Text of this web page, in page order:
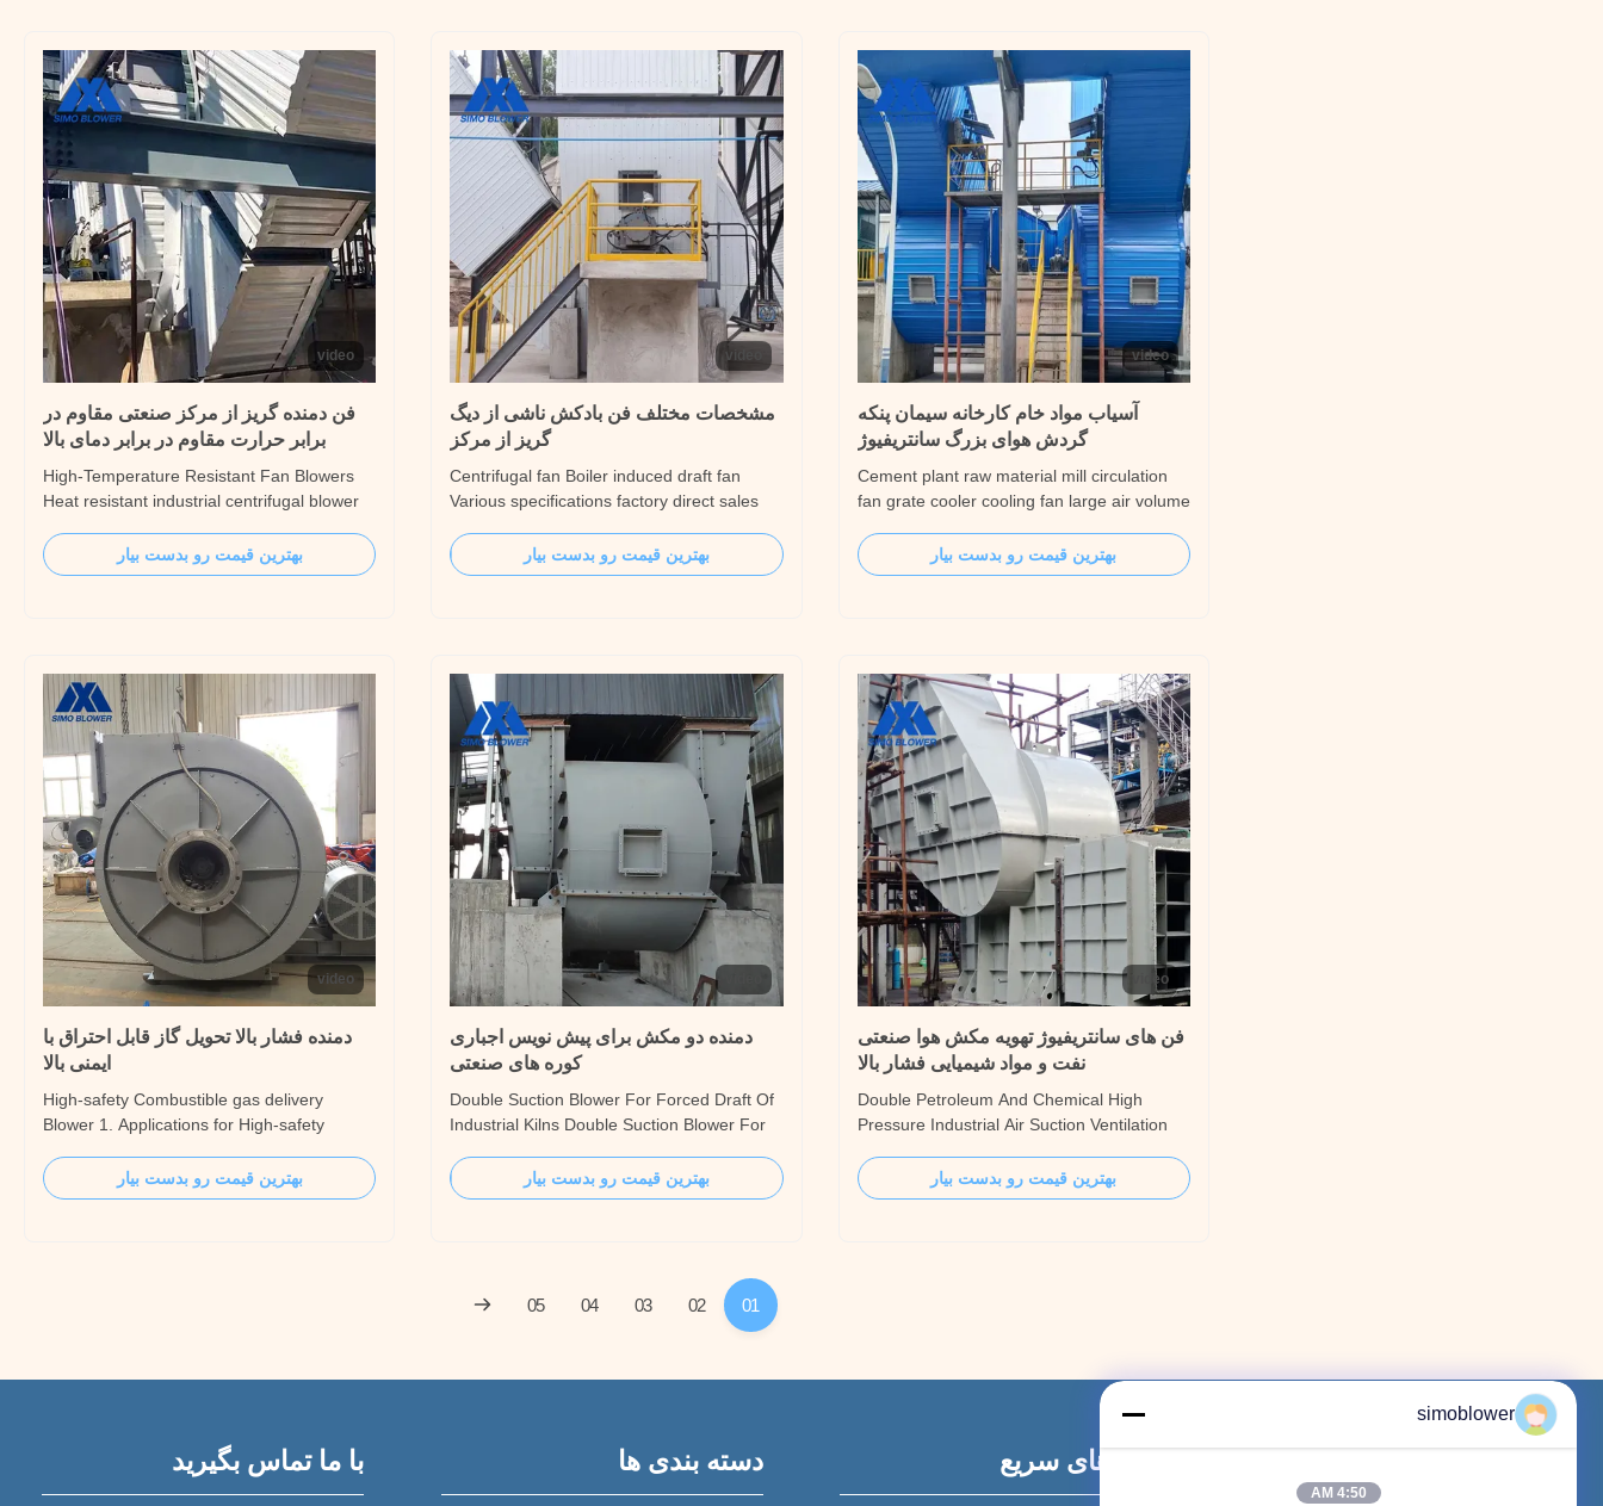
video
آسیاب مواد خام کارخانه سیمان پنکه
گردش هوای بزرگ سانتریفیوژ
Cement plant raw material mill circulation
fan grate cooler cooling fan large air volume
industry is one of industries which SIMO
BLOWER is best at, SIMO BLOWER has
بهترین قیمت رو بدست بیار
video
مشخصات مختلف فن بادکش ناشی از دیگ
گریز از مرکز
Centrifugal fan Boiler induced draft fan
Various specifications factory direct sales
of the most popular application areas for
SIMO BLOWER‘s products. SIMO BLOWER
بهترین قیمت رو بدست بیار
video
فن دمنده گریز از مرکز صنعتی مقاوم در
برابر حرارت مقاوم در برابر دمای بالا
High-Temperature Resistant Fan Blowers
Heat resistant industrial centrifugal blower
range of the high-temperature fan can be
within 800°C, and the performance
بهترین قیمت رو بدست بیار
video
فن های سانتریفیوژ تهویه مکش هوا صنعتی
نفت و مواد شیمیایی فشار بالا
Double Petroleum And Chemical High
Pressure Industrial Air Suction Ventilation
Double suction Blower for Forced draft of
Industrial kilns Product description Both
بهترین قیمت رو بدست بیار
دمنده دو مکش برای پیش نویس اجباری
کوره های صنعتی
Double Suction Blower For Forced Draft Of
Industrial Kilns Double Suction Blower For
perfect product! 1. Applications for Double
suction Blower for Forced draft of Industrial
بهترین قیمت رو بدست بیار
video
دمنده فشار بالا تحویل گاز قابل احتراق با
ایمنی بالا
High-safety Combustible gas delivery
Blower 1. Applications for High-safety
Ventilating Forced ventilating, Mine
ventilating, Materials ventilating and drying.
بهترین قیمت رو بدست بیار
01
02
03
04
05
پیوندهای سریع دسته بندی ها با ما تماس بگیرید
simoblower
4:50 AM